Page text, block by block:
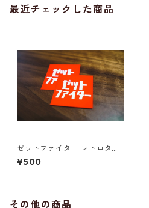
最近チェックした商品
ゼットファイター レトロタイ
プ ステッカー
¥500
その他の商品